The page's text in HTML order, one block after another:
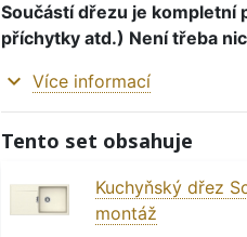
Součástí dřezu je kompletní
příchytky atd.) Není třeba
expand_more Více informací
Tento set obsahuje
Kuchyňský dřez
montáž